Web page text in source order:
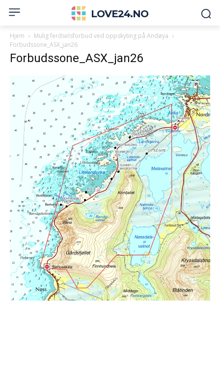
LOVE24.NO
Hjem
Mulig ferdselsforbud ved oppskyting på Andøya
Forbudssone_ASX_jan26
Forbudssone_ASX_jan26